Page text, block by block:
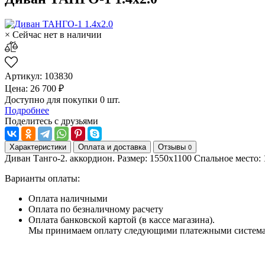
× Сейчас нет в наличии
Артикул: 103830
Цена: 26 700 ₽
Доступно для покупки 0 шт.
Подробнее
Поделитесь с друзьями
Характеристики Оплата и доставка Отзывы 0
Диван Танго-2. аккордион. Размер: 1550х1100 Спальное место:
Варианты оплаты:
Оплата наличными
Оплата по безналичному расчету
Оплата банковской картой (в кассе магазина).
Мы принимаем оплату следующими платежными